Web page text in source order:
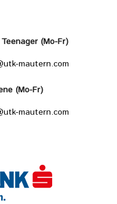
(Mo-Fr)
mautern.com
(Mo-Fr)
mautern.com